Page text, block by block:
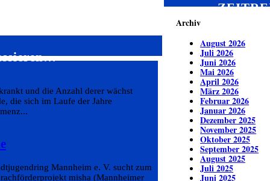
und die Anzahl derer wächst
die sich im Laufe der Jahre
Mannheim e. V. sucht zum
misha (Mannheimer
Archiv
August 2026
Juli 2026
Juni 2026
Mai 2026
April 2026
März 2026
Februar 2026
Januar 2026
Dezember 2025
November 2025
Oktober 2025
September 2025
August 2025
Juli 2025
Juni 2025